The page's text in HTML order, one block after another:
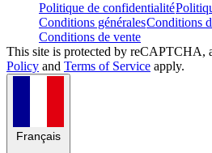
Politique de confidentialité
Conditions généralesConditions
Conditions de vente
This site is protected by reCAPTCHA,
Policy and Terms of Service apply.
Français